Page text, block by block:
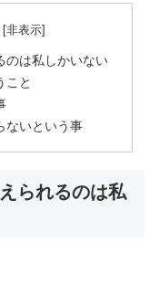
のは私しかいない
こと
ないという事
られるのは私